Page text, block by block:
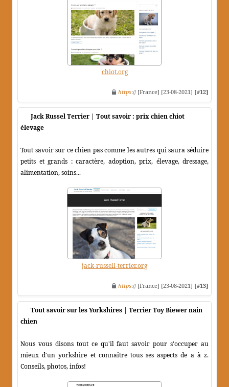
chiot.org
https:// [France] [23-08-2021] [#12]
Jack Russel Terrier | Tout savoir : prix chien chiot
élevage
Tout savoir sur ce chien pas comme les autres qui saura séduire
petits et grands : caractère, adoption, prix, élevage, dressage,
alimentation, soins...
jack-russell-terrier.org
https:// [France] [23-08-2021] [#13]
Tout savoir sur les Yorkshires | Terrier Toy Biewer nain
chien
Nous vous disons tout ce qu'il faut savoir pour s'occuper au
mieux d'un yorkshire et connaître tous ses aspects de a à z.
Conseils, photos, infos!